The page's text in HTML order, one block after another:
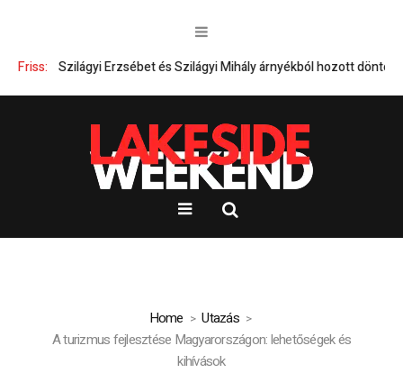
Friss:
Szilágyi Erzsébet és Szilágyi Mihály árnyékból hozott döntései –
Home
Utazás
A turizmus fejlesztése Magyarországon: lehetőségek és
kihívások